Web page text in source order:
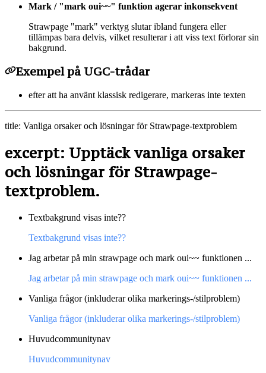
Mark / "mark oui~~" funktion agerar inkonsekvent
Strawpage "mark" verktyg slutar ibland fungera eller
tillämpas bara delvis, vilket resulterar i att viss text förlorar sin
bakgrund.
Exempel på UGC-trådar
efter att ha använt klassisk redigerare, markeras inte texten
title: Vanliga orsaker och lösningar för Strawpage-textproblem
excerpt: Upptäck vanliga orsaker
och lösningar för Strawpage-
textproblem.
Textbakgrund visas inte??
Textbakgrund visas inte??
Jag arbetar på min strawpage och mark oui~~ funktionen ...
Jag arbetar på min strawpage och mark oui~~ funktionen ...
Vanliga frågor (inkluderar olika markerings-/stilproblem)
Vanliga frågor (inkluderar olika markerings-/stilproblem)
Huvudcommunitynav
Huvudcommunitynav